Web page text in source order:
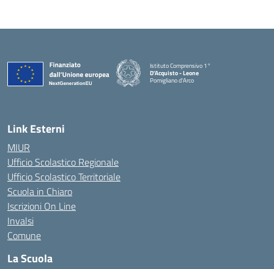
Istituto Comprensivo 1°
D'Acquisto - Leone
Pomigliano d'Arco
— Visita la pagina iniziale della scuola
Link Esterni
MIUR
Ufficio Scolastico Regionale
Ufficio Scolastico Territoriale
Scuola in Chiaro
Iscrizioni On Line
Invalsi
Comune
La Scuola